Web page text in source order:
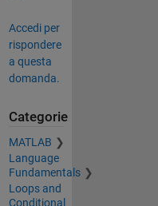
Accedi per
rispondere
a questa
domanda.
Categorie
MATLAB
Language
Fundamentals
Loops and
Conditional